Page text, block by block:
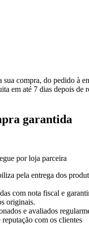
sua compra, do pedido à
em até 7 dias depois de
garantida
por loja parceira
pela entrega dos
com nota fiscal e
originais.
e avaliados
com os clientes